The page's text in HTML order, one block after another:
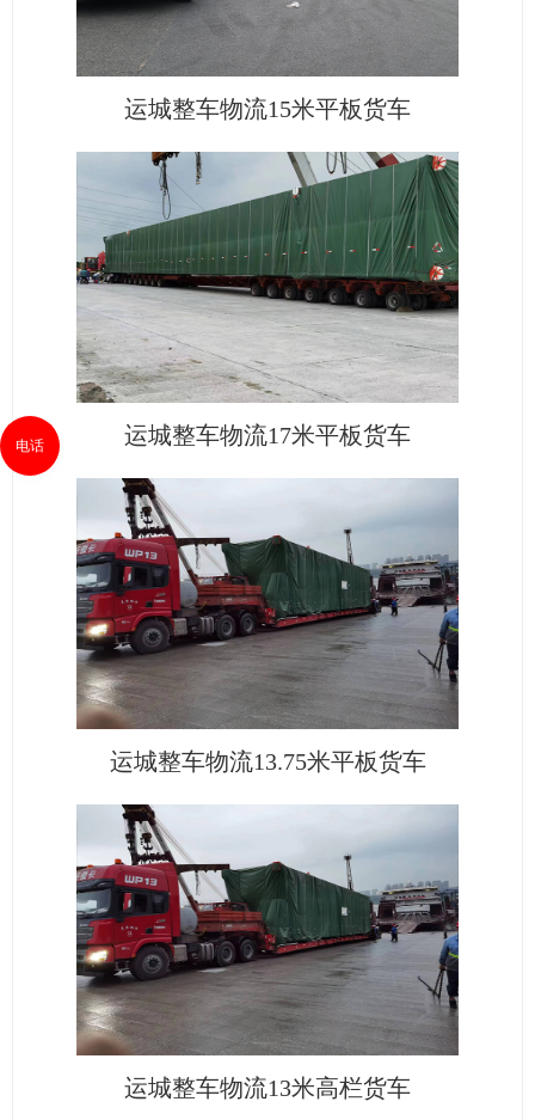
运城整车物流15米平板货车
运城整车物流17米平板货车
运城整车物流13.75米平板货车
运城整车物流13米高栏货车
电话